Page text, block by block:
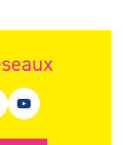
fenêtre)
(nouvelle fenêtre)
(nouvelle
Youtube